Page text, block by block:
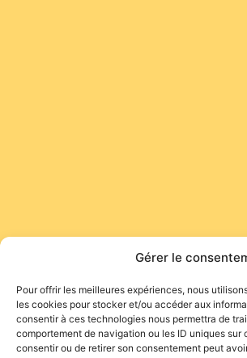
Gérer le
Pour offrir les meilleures expériences, nous
les cookies pour stocker et/ou accéder aux
consentir à ces technologies nous permettra de
comportement de navigation ou les ID uniques sur
consentir ou de retirer son consentement peut